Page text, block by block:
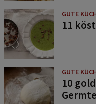
GUTE
11
GUTE
10